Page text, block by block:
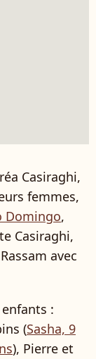
Casiraghi,
femmes,
Domingo,
Casiraghi,
avec
:
(Sasha, 9
), Pierre et